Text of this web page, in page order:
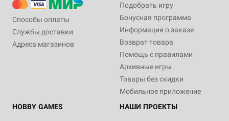
Способы оплаты
Службы доставки
Адреса магазинов
Подобрать игру
Бонусная программа
Информация о заказе
Возврат товара
Помощь с правилами
Архивные игры
Товары без скидки
Мобильное приложение
HOBBY GAMES
НАШИ ПРОЕКТЫ